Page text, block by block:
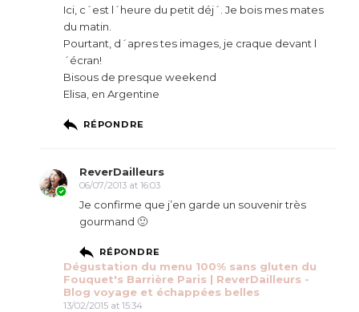
Ici, c´est l´heure du petit déj´. Je bois mes mates
du matin.
Pourtant, d´apres tes images, je craque devant l
´écran!
Bisous de presque weekend
Elisa, en Argentine
RÉPONDRE
ReverDailleurs
06/07/2013 at 16:03
Je confirme que j’en garde un souvenir très
gourmand 🙂
RÉPONDRE
Dégustation du menu 100% sans gluten du
Fouquet's Barrière Paris | ReverDailleurs -
Blog voyage et échappées belles
13/02/2015 at 15:34